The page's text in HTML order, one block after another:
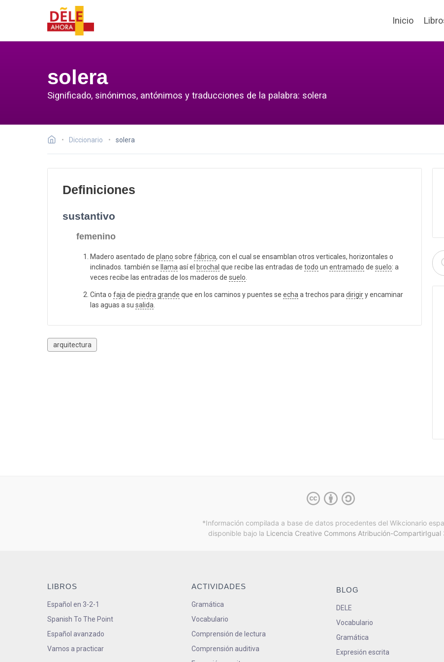
Inicio
solera
Significado, sinónimos, antónimos y traducciones de la palabra: solera
Diccionario solera
Definiciones
sustantivo
femenino
Madero asentado de plano sobre fábrica, con el cual se ensamblan otros verticales, horizontales o
inclinados. también se
llamaasí el brochal que recibe las entradas de todo un entramado de suelo: a
veces recibe las entradas de los maderos de suelo.
Cinta o fajade piedragrande que en los caminos y puentes se echaa trechos paradirigiry encaminar
las aguas a su salida.
arquitectura
*Información compilada a base de datos procedentes del Wikcionario
disponible bajo la Licencia Creative Commons Atribución-CompartirIgual
LIBROS
Español en 3-2-1
Spanish To The Point
Español avanzado
Vamos a practicar
ACTIVIDADES
Gramática
Vocabulario
Comprensión de lectura
Comprensión auditiva
BLOG
DELE
Vocabulario
Gramática
Expresión escrita